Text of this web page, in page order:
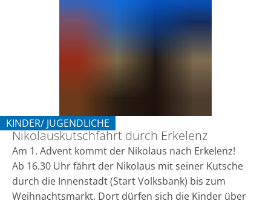
KINDER/ JUGENDLICHE
KATEGORIE: KINDER/ JUGENDLICHE
Nikolauskutschfahrt durch Erkelenz
Am 1. Advent kommt der Nikolaus nach Erkelenz!
Ab 16.30 Uhr fährt der Nikolaus mit seiner Kutsche
durch die Innenstadt (Start Volksbank) bis zum
Weihnachtsmarkt. Dort dürfen sich die Kinder über